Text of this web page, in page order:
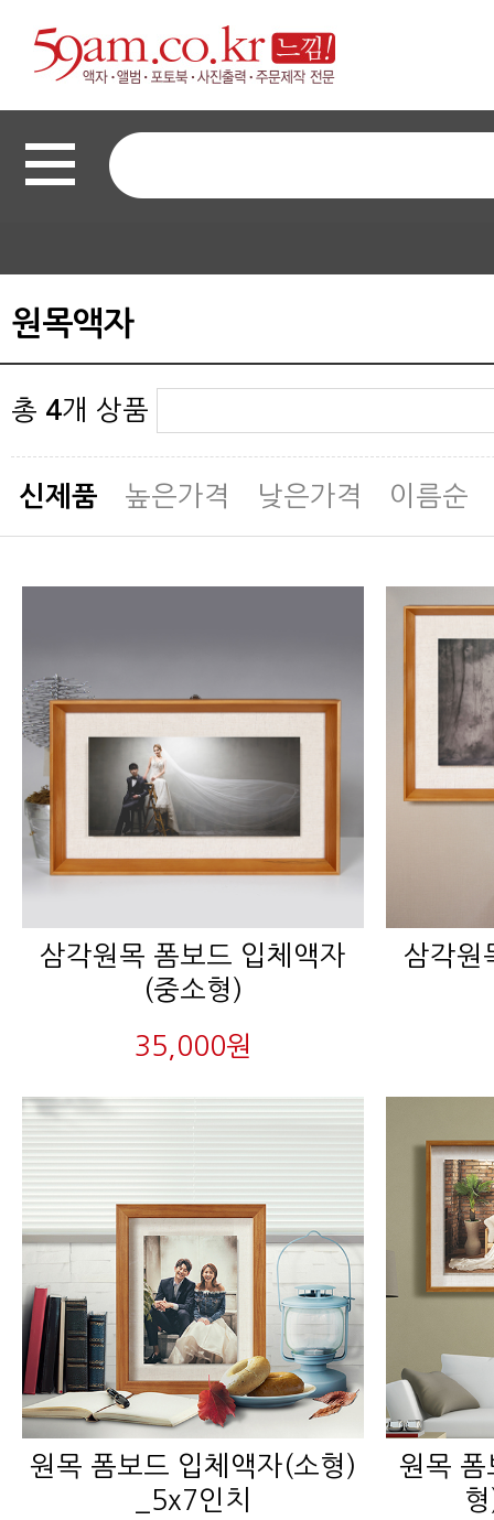
원목액자
총 4개 상품
신제품 높은가격 낮은가격 이름순
(중소형)
35,000원
_5x7인치